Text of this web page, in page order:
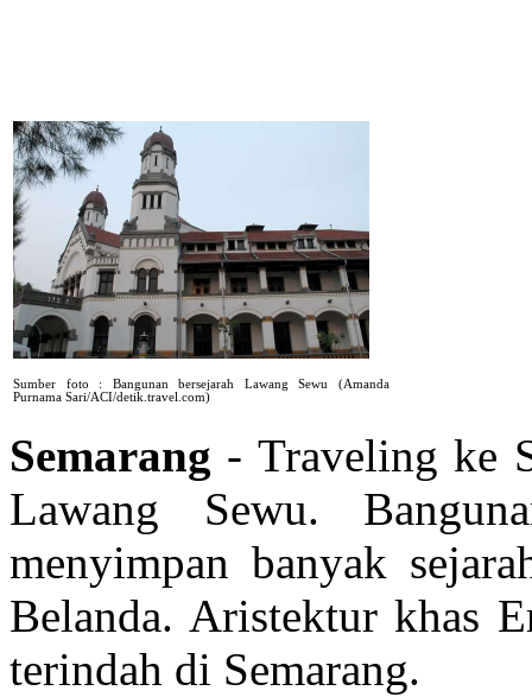
Sumber foto : Bangunan bersejarah Lawang Sewu (Amanda
Purnama Sari/ACI/detik.travel.com)
Semarang - Traveling ke
Lawang Sewu.
menyimpan banyak
Belanda. Aristektur khas
terindah di Semarang.